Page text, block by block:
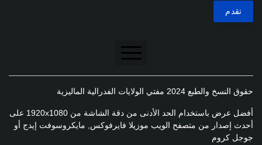
تنصل
سياسة الخصوصية
سياسة الخصوصية
سياسة تطبيق الخصوصية
حقوق النسخ والطبع 2024 مفتي الولايات الفدرالية الماليزية
أفضل عرض باستخدام الحد الأدنى من دقة الشاشة من 1920x1080 على
أحدث إصدار من متصفح الويب موزيلا فايرفوكس, مايكروسوفت إيدج أو
جوجل كروم